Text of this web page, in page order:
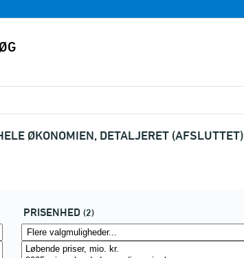
ØKONOMIEN, DETALJERET (AFSLUTTET)
PRISENHED (2)